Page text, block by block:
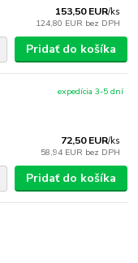
153,50 EUR/ks
124,80 EUR bez DPH
Pridať do košíka
72,50 EUR/ks
58,94 EUR bez DPH
expedícia 3-5 dní
Pridať do košíka